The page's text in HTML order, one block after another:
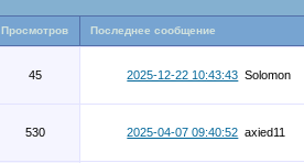
Просмотров Последнее сообщение
45 2025-12-22 10:43:43 Solomon
530 2025-04-07 09:40:52 axied11